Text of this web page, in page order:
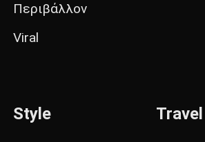
Περιβάλλον
Viral
Style Travel